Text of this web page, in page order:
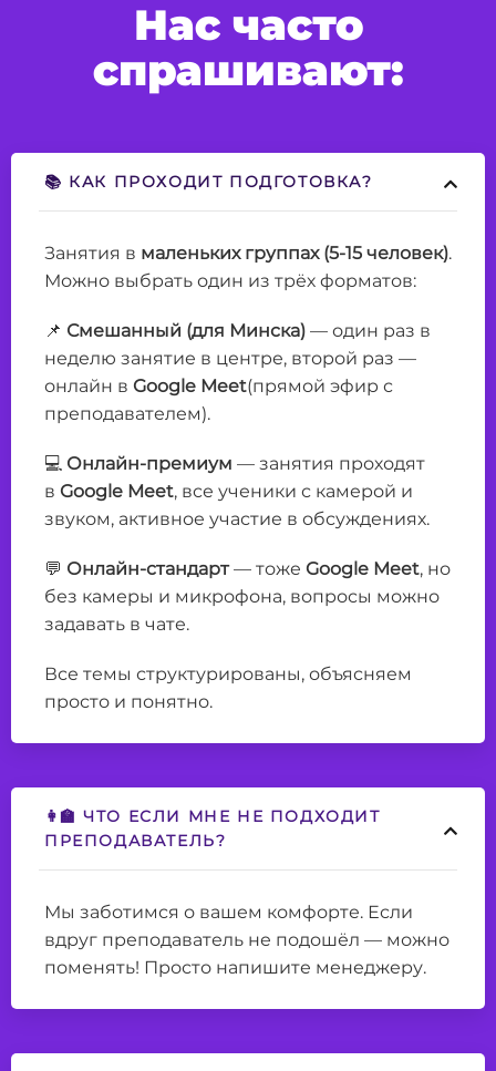
Нас часто
спрашивают:
📚 КАК ПРОХОДИТ ПОДГОТОВКА?
Занятия в маленьких группах (5-15 человек).
Можно выбрать один из трёх форматов:
📌 Смешанный (для Минска) — один раз в
неделю занятие в центре, второй раз —
онлайн в Google Meet(прямой эфир с
преподавателем).
💻 Онлайн-премиум — занятия проходят
в Google Meet, все ученики с камерой и
звуком, активное участие в обсуждениях.
💬 Онлайн-стандарт — тоже Google Meet, но
без камеры и микрофона, вопросы можно
задавать в чате.
Все темы структурированы, объясняем
просто и понятно.
👩‍🏫 ЧТО ЕСЛИ МНЕ НЕ ПОДХОДИТ
ПРЕПОДАВАТЕЛЬ?
Мы заботимся о вашем комфорте. Если
вдруг преподаватель не подошёл — можно
поменять! Просто напишите менеджеру.